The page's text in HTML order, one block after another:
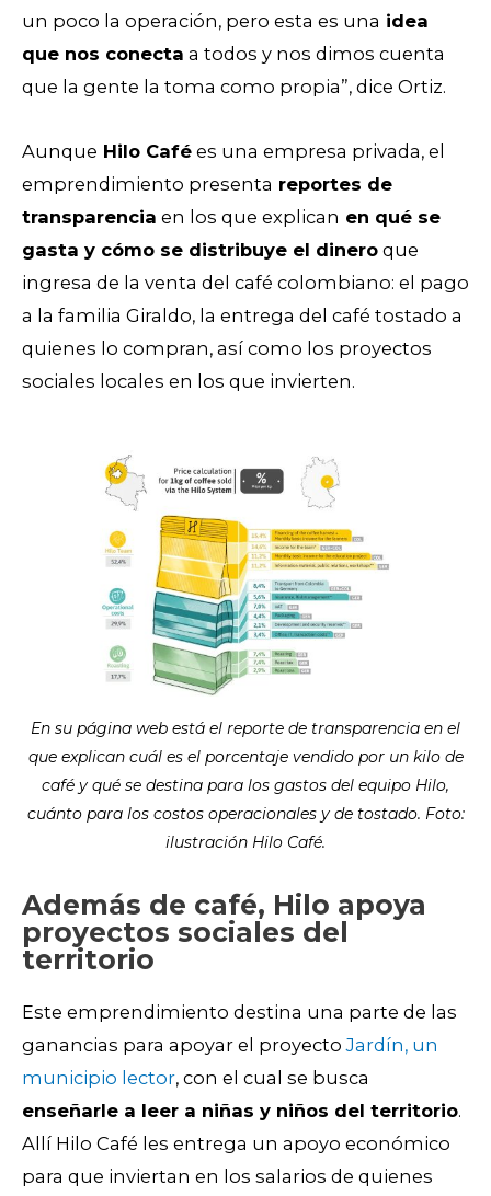
un poco la operación, pero esta es una idea
que nos conecta a todos y nos dimos cuenta
que la gente la toma como propia”, dice Ortiz.
Aunque Hilo Café es una empresa privada, el
emprendimiento presenta reportes de
transparencia en los que explican en qué se
gasta y cómo se distribuye el dinero que
ingresa de la venta del café colombiano: el pago
a la familia Giraldo, la entrega del café tostado a
quienes lo compran, así como los proyectos
sociales locales en los que invierten.
En su página web está el reporte de transparencia en el
que explican cuál es el porcentaje vendido por un kilo de
café y qué se destina para los gastos del equipo Hilo,
cuánto para los costos operacionales y de tostado. Foto:
ilustración Hilo Café.
Además de café, Hilo apoya
proyectos sociales del
territorio
Este emprendimiento destina una parte de las
ganancias para apoyar el proyectoJardín, un
municipio lector, con el cual se busca
enseñarle a leer a niñas y niños del territorio.
Allí Hilo Café les entrega un apoyo económico
para que inviertan en los salarios de quienes